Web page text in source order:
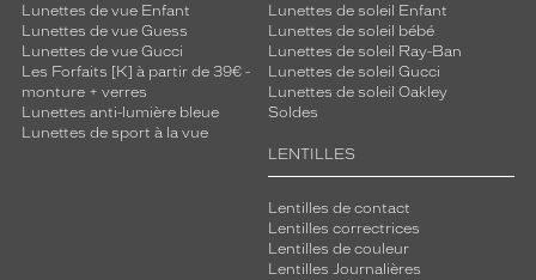
Lunettes de vue Enfant
Lunettes de vue Guess
Lunettes de vue Gucci
Les Forfaits [K] à partir de 39€ -
monture + verres
Lunettes anti-lumière bleue
Lunettes de sport à la vue
Lunettes de soleil Enfant
Lunettes de soleil bébé
Lunettes de soleil Ray-Ban
Lunettes de soleil Gucci
Lunettes de soleil Oakley
Soldes
LENTILLES
Lentilles de contact
Lentilles correctrices
Lentilles de couleur
Lentilles Journalières